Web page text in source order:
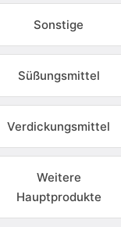
Sonstige
Süßungsmittel
Verdickungsmittel
Weitere
Hauptprodukte